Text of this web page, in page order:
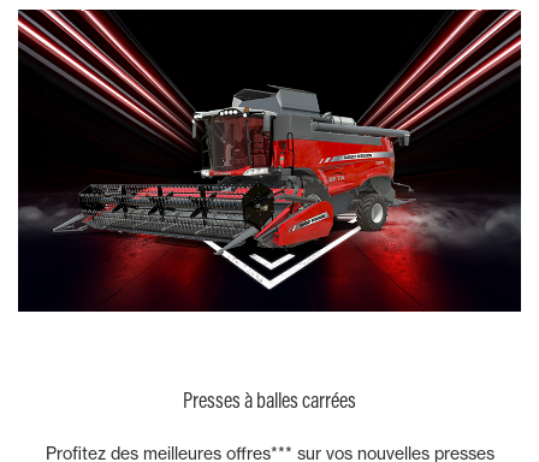
Presses à balles carrées
Profitez des meilleures offres*** sur vos nouvelles presses